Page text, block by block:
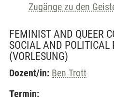
Zugänge zu den
FEMINIST AND QUEER
SOCIAL AND POLITICAL
(VORLESUNG)
Dozent/in: Ben Trott
Termin: